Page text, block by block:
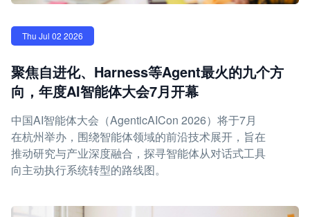
Thu Jul 02 2026
聚焦自进化、Harness等Agent最火的九个方
向，年度AI智能体大会7月开幕
中国AI智能体大会（AgenticAICon 2026）将于7月
在杭州举办，围绕智能体领域的前沿技术展开，旨在
推动研究与产业深度融合，探寻智能体从对话式工具
向主动执行系统转型的路线图。